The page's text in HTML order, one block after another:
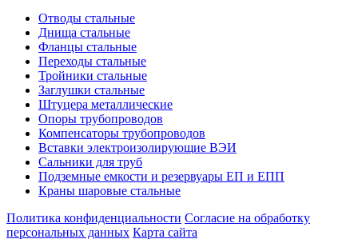
Отводы стальные
Днища стальные
Фланцы стальные
Переходы стальные
Тройники стальные
Заглушки стальные
Штуцера металлические
Опоры трубопроводов
Компенсаторы трубопроводов
Вставки электроизолирующие ВЭИ
Сальники для труб
Подземные емкости и резервуары ЕП и ЕПП
Краны шаровые стальные
Политика конфиденциальности Согласие на обработку
персональных данных Карта сайта